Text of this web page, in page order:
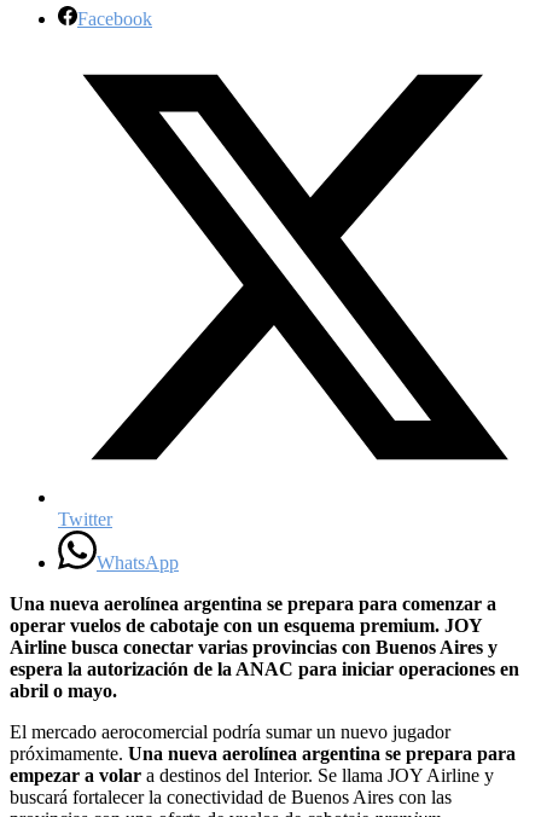
Facebook
Twitter
WhatsApp
Una nueva aerolínea argentina se prepara para comenzar a
operar vuelos de cabotaje con un esquema premium. JOY
Airline busca conectar varias provincias con Buenos Aires y
espera la autorización de la ANAC para iniciar operaciones en
abril o mayo.
El mercado aerocomercial podría sumar un nuevo jugador
próximamente. Una nueva aerolínea argentina se prepara para
empezar a volar a destinos del Interior. Se llama JOY Airline y
buscará fortalecer la conectividad de Buenos Aires con las